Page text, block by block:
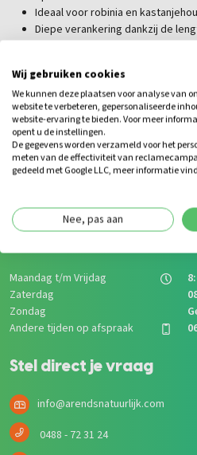
Ideaal voor robinia en
Diepe verankering dankzij de
Geschikt voor professioneel
Maandag t/m Vrijdag
Zaterdag
Zondag
Andere tijden op afspraak
Stel direct je vraag
info@arendsnatuurlijk.com
0488 - 72 31 24
Wij gebruiken cookies
We kunnen deze plaatsen voor analyse van
website te verbeteren, gepersonaliseerde
website-ervaring te bieden. Voor meer
opent u de instellingen.
De gegevens worden verzameld voor het
meten van de effectiviteit van
gedeeld met Google LLC, meer informatie
Nee, pas aan